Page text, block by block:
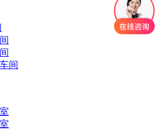
间